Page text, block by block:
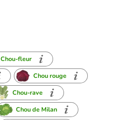
Chou-fleur
Chou rouge
Chou-rave
Chou de Milan